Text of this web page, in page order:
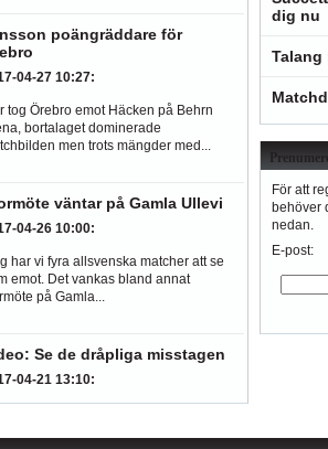
poängräddare för
04-27 10:27:
tog Örebro emot Häcken på Behrn
bortalaget dominerade
men trots mängder med...
väntar på Gamla Ullevi
04-26 10:00:
har vi fyra allsvenska matcher att se
emot. Det vankas bland annat
på Gamla...
Se de dråpliga misstagen
04-21 13:10:
dig nu
Talang
För att
behöver
nedan.
E-post: